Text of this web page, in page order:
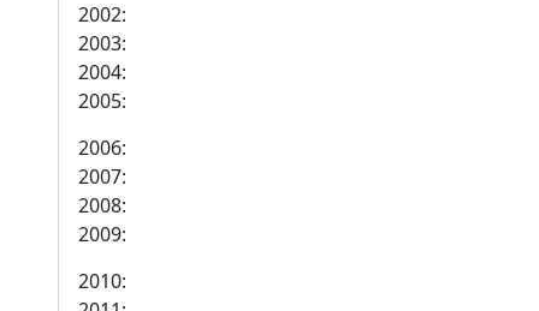
2002:
2003:
2004:
2005:
2006:
2007:
2008:
2009:
2010: